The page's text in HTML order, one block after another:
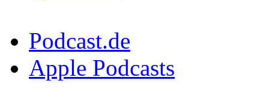
Podcast.de
Apple Podcasts